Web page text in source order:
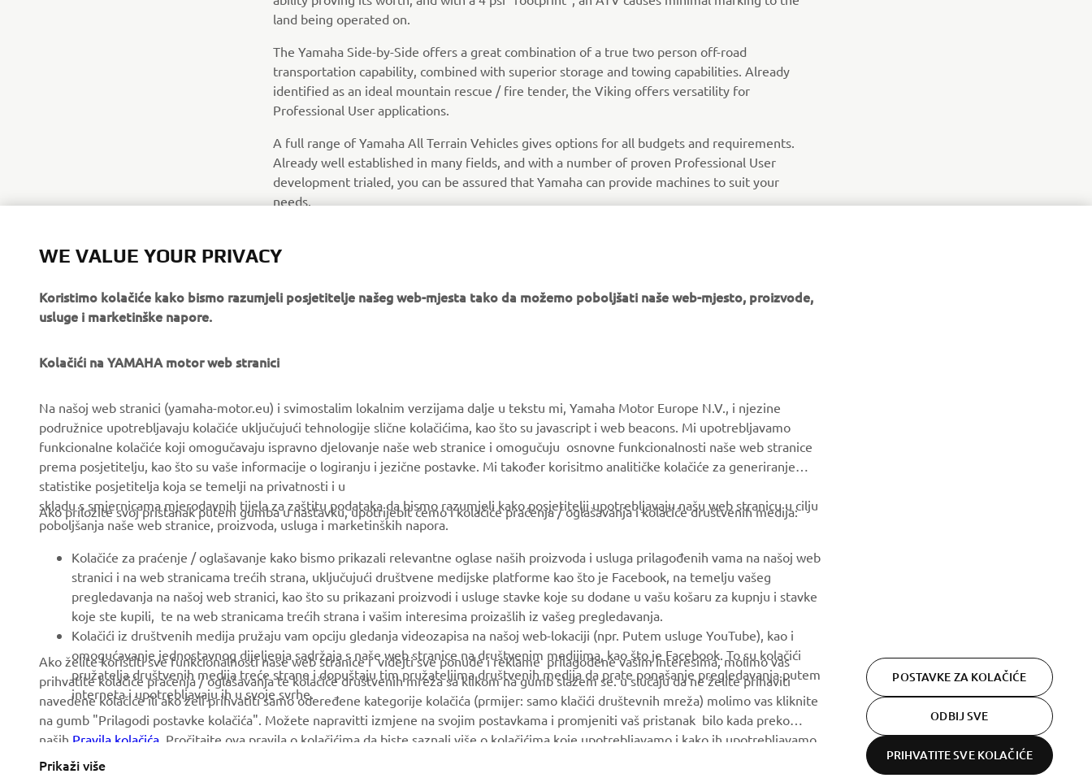
land being operated on.
The Yamaha Side-by-Side offers a great combination of a true two person off-road
transportation capability, combined with superior storage and towing capabilities. Already
identified as an ideal mountain rescue / fire tender, the Viking offers versatility for
Professional User applications.
A full range of Yamaha All Terrain Vehicles gives options for all budgets and requirements.
Already well established in many fields, and with a number of proven Professional User
development trialed, you can be assured that Yamaha can provide machines to suit your
needs.
CORPORATE
About us
News
Brochures
Working at Yamaha
Become a Dealer
Human Rights Policy
Sustainability Basic Policy
FOR BUSINESS
eBike systems
Authorities & Police
First responders
Driving schools
Robotics
Partnerships
Technical information for
independent dealers
Yamalube Safety Data
MORE YAMAHA
Yamaha Music
Yamaha Motor Global
Mobile Apps
SUPPORT
Book Maintenance
BILTEN
događajima, novim izdanjima i još mnogo toga
Pročitajte našu Politiku privatnosti kako biste saznali kako
obrađujemo vaše osobne podatke:
WE VALUE YOUR PRIVACY
Koristimo kolačiće kako bismo razumjeli posjetitelje našeg web-mjesta tako da možemo poboljšati naše web-mjesto, proizvode,
usluge i marketinške napore.
Kolačići na YAMAHA motor web stranici
Na našoj web stranici (yamaha-motor.eu) i svimostalim lokalnim verzijama dalje u tekstu mi, Yamaha Motor Europe N.V., i njezine
podružnice upotrebljavaju kolačiće uključujući tehnologije slične kolačićima, kao što su javascript i web beacons. Mi upotrebljavamo
funkcionalne kolačiće koji omogučavaju ispravno djelovanje naše web stranice i omogučuju osnovne funkcionalnosti naše web stranice
prema posjetitelju, kao što su vaše informacije o logiranju i jezične postavke. Mi također korisitmo analitičke kolačiće za generiranje
statistike posjetitelja koja se temelji na privatnosti i u
skladu s smjernicama mjerodavnih tijela za zaštitu podataka da bismo razumjeli kako posjetitelji upotrebljavaju našu web stranicu u cilju
poboljšanja naše web stranice, proizvoda, usluga i marketinških napora.
Ako priložite svoj pristanak putem gumba u nastavku, upotrijebit ćemo i kolačiće praćenja / oglašavanja i kolačiće društvenih medija:
Kolačiće za praćenje / oglašavanje kako bismo prikazali relevantne oglase naših proizvoda i usluga prilagođenih vama na našoj web
stranici i na web stranicama trećih strana, uključujući društvene medijske platforme kao što je Facebook, na temelju vašeg
pregledavanja na našoj web stranici, kao što su prikazani proizvodi i usluge stavke koje su dodane u vašu košaru za kupnju i stavke
koje ste kupili, te na web stranicama trećih strana i vašim interesima proizašlih iz vašeg pregledavanja.
Kolačići iz društvenih medija pružaju vam opciju gledanja videozapisa na našoj web-lokaciji (npr. Putem usluge YouTube), kao i
omogućavanje jednostavnog dijeljenja sadržaja s naše web stranice na društvenim medijima, kao što je Facebook. To su kolačići
pružatelja društvenih medija treće strane i dopuštaju tim pružateljima društvenih medija da prate ponašanje pregledavanja putem
interneta i upotrebljavaju ih u svoje svrhe.
Ako želite koristiti sve funkcionalnosti naše web stranice i videjti sve ponude i reklame prilagođene vašim interesima, molimo vas
prihvatite kolačiće praćenja / oglašavanja te kolačiće društvenih mreža sa klikom na gumb slažem se. u slučaju da ne želite prihaviti
navedene kolačiće ili ako želi prihvatiti samo odeređene kategorije kolačića (prmijer: samo klačići društevnih mreža) molimo vas kliknite
na gumb "Prilagodi postavke kolačića". Možete napravitti izmjene na svojim postavkama i promjeniti vaš pristanak bilo kada preko
naših Pravila kolačića . Pročitajte ova pravila o kolačićima da biste saznali više o kolačićima koje upotrebljavamo i kako ih upotrebljavamo.
Prikaži više
POSTAVKE ZA KOLAČIĆE
ODBIJ SVE
PRIHVATITE SVE KOLAČIĆE